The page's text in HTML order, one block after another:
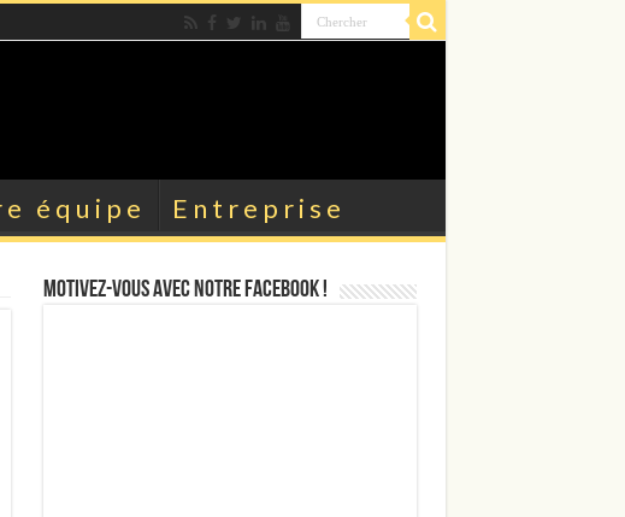
équipe Entreprise
Motivez-vous avec notre facebook !